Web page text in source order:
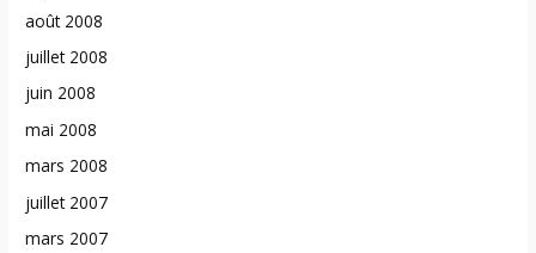
août 2008
juillet 2008
juin 2008
mai 2008
mars 2008
juillet 2007
mars 2007